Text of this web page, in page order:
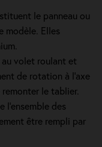
le panneau ou
modèle. Elles
volet roulant et
de rotation à l’axe
le tablier.
l’ensemble des
être rempli par